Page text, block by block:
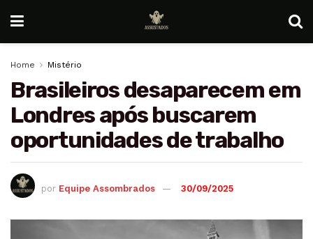
Home Mistério
Brasileiros desaparecem em
Londres após buscarem
oportunidades de trabalho
por Equipe Assombrados 30/09/2025